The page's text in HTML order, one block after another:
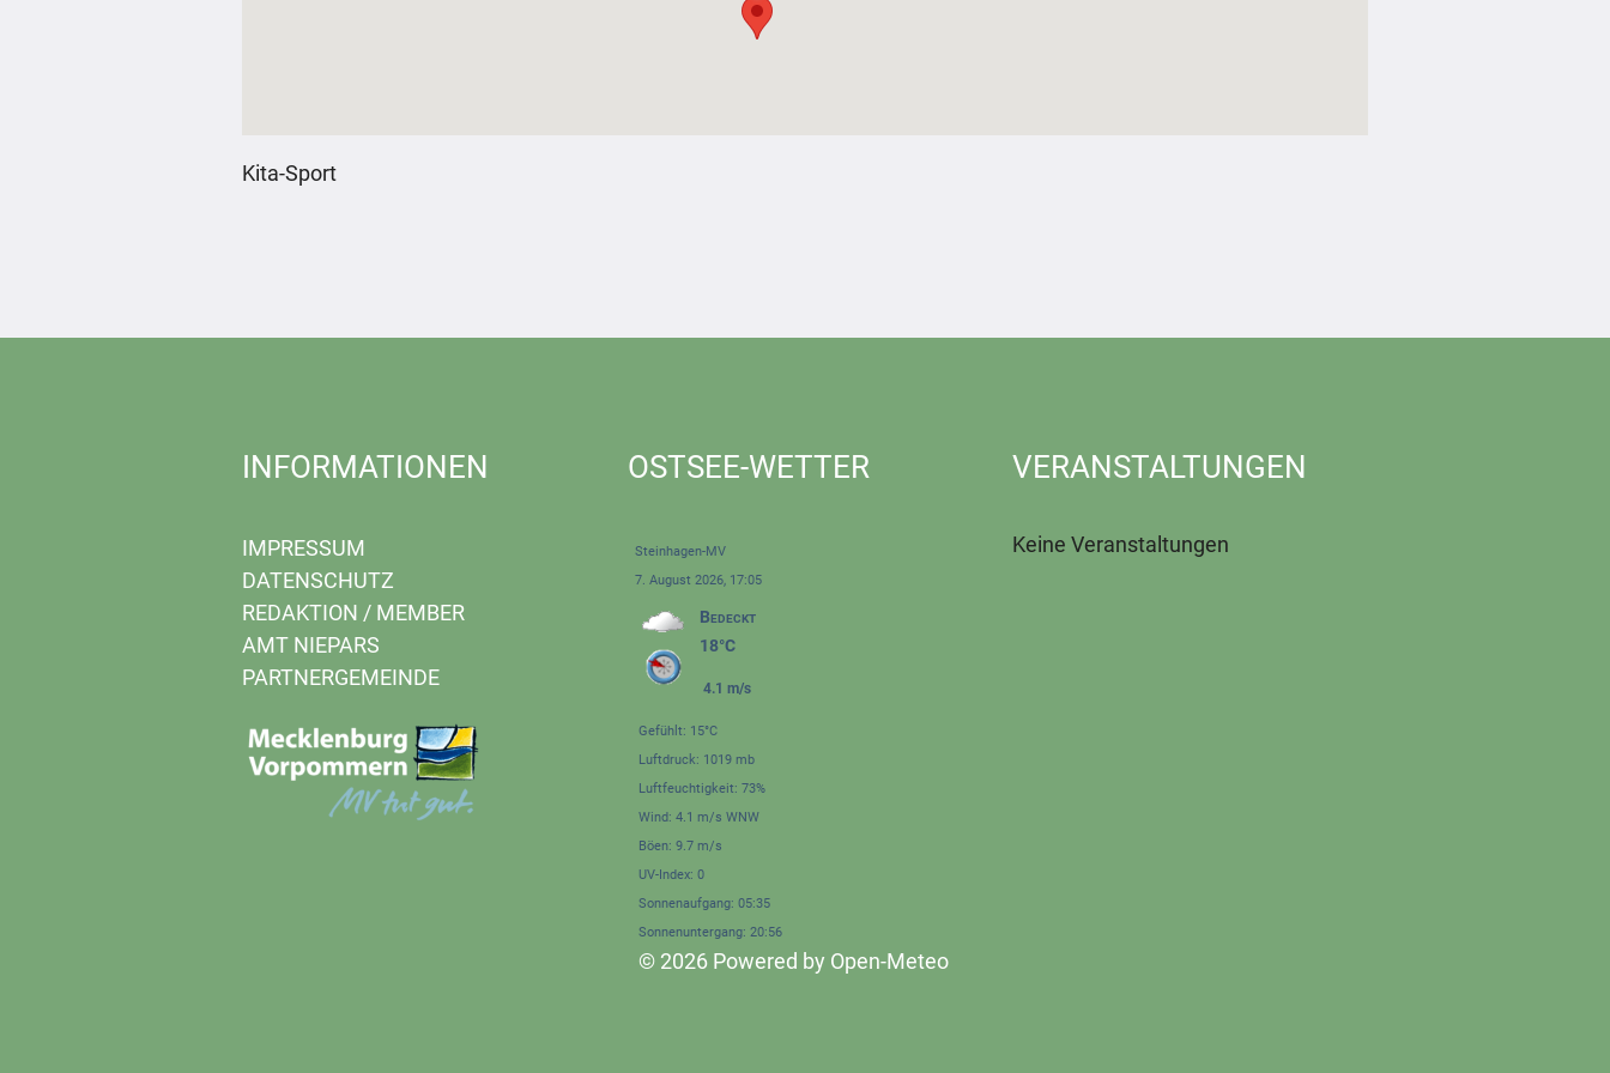
Kita-Sport
INFORMATIONEN
IMPRESSUM
DATENSCHUTZ
REDAKTION / MEMBER
AMT NIEPARS
PARTNERGEMEINDE
OSTSEE-WETTER
Steinhagen-MV
7. August 2026, 17:05
Bedeckt
18°C
4.1 m/s
Gefühlt: 15°C
Luftdruck: 1019 mb
Luftfeuchtigkeit: 73%
Wind: 4.1 m/s WNW
Böen: 9.7 m/s
UV-Index: 0
Sonnenaufgang: 05:35
Sonnenuntergang: 20:56
© 2026 Powered by Open-Meteo
VERANSTALTUNGEN
Keine Veranstaltungen